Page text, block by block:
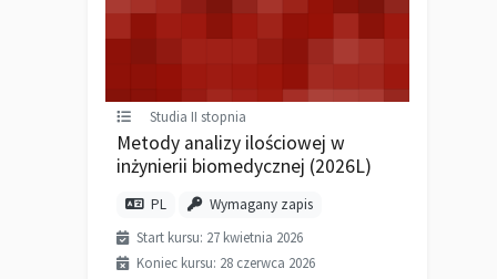
Studia II stopnia
Metody analizy ilościowej w
inżynierii biomedycznej (2026L)
PL Wymagany zapis
Start kursu: 27 kwietnia 2026
Koniec kursu: 28 czerwca 2026